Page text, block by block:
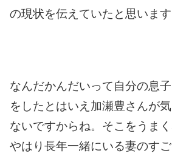
の現状を伝えていたと思います
なんだかんだいって自分の息
をしたとはいえ加瀬豊さんが
ないですからね。 そこをうま
やはり長年一緒にいる妻のす